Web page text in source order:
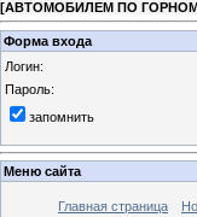
[АВТОМОБИЛЕМ ПО
Форма входа
Логин:
Пароль:
запомнить
Меню сайта
Главная страница